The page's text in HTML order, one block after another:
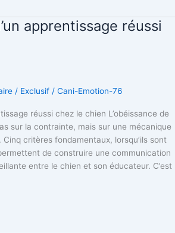
apprentissage réussi
/ Exclusif / Cani-Emotion-76
réussi chez le chien L’obéissance de
sur la contrainte, mais sur une mécanique
Cinq critères fondamentaux, lorsqu’ils sont
de construire une communication
entre le chien et son éducateur. C’est